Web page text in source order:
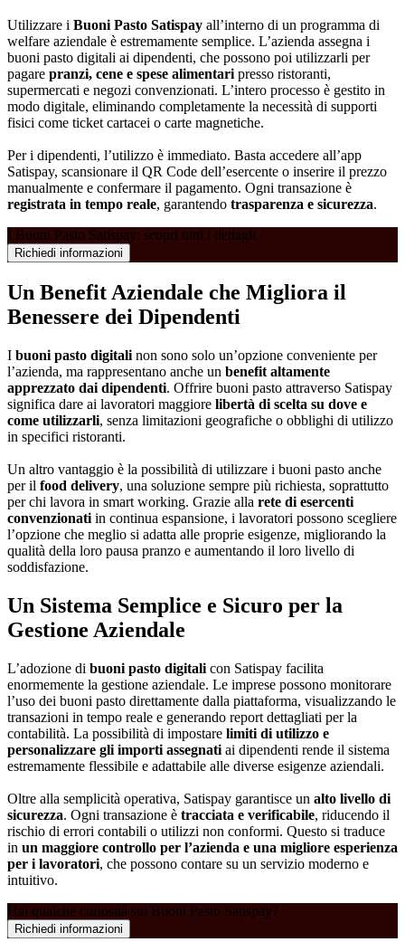
Utilizzare i Buoni Pasto Satispay all’interno di un programma di
welfare aziendale è estremamente semplice. L’azienda assegna i
buoni pasto digitali ai dipendenti, che possono poi utilizzarli per
pagare pranzi, cene e spese alimentaripresso ristoranti,
supermercati e negozi convenzionati. L’intero processo è gestito in
modo digitale, eliminando completamente la necessità di supporti
fisici come ticket cartacei o carte magnetiche.
Per i dipendenti, l’utilizzo è immediato. Basta accedere all’app
Satispay, scansionare il QR Code dell’esercente o inserire il prezzo
manualmente e confermare il pagamento. Ogni transazione è
registrata in tempo reale, garantendo trasparenza e sicurezza.
I Buoni Pasto Satispay: scopri tutti i dettagli
Richiedi informazioni
Un Benefit Aziendale che Migliora il
Benessere dei Dipendenti
I buoni pasto digitali non sono solo un’opzione conveniente per
l’azienda, ma rappresentano anche un benefit altamente
apprezzato dai dipendenti. Offrire buoni pasto attraverso Satispay
significa dare ai lavoratori maggiore libertà di scelta su dove e
come utilizzarli, senza limitazioni geografiche o obblighi di utilizzo
in specifici ristoranti.
Un altro vantaggio è la possibilità di utilizzare i buoni pasto anche
per il food delivery, una soluzione sempre più richiesta, soprattutto
per chi lavora in smart working. Grazie alla rete di esercenti
convenzionati in continua espansione, i lavoratori possono scegliere
l’opzione che meglio si adatta alle proprie esigenze, migliorando la
qualità della loro pausa pranzo e aumentando il loro livello di
soddisfazione.
Un Sistema Semplice e Sicuro per la
Gestione Aziendale
L’adozione di buoni pasto digitali con Satispay facilita
enormemente la gestione aziendale. Le imprese possono monitorare
l’uso dei buoni pasto direttamente dalla piattaforma, visualizzando le
transazioni in tempo reale e generando report dettagliati per la
contabilità. La possibilità di impostare limiti di utilizzo e
personalizzare gli importi assegnati ai dipendenti rende il sistema
estremamente flessibile e adattabile alle diverse esigenze aziendali.
Oltre alla semplicità operativa, Satispay garantisce un alto livello di
sicurezza. Ogni transazione è tracciata e verificabile, riducendo il
rischio di errori contabili o utilizzi non conformi. Questo si traduce
in un maggiore controllo per l’azienda e una migliore esperienza
per i lavoratori, che possono contare su un servizio moderno e
intuitivo.
Hai qualche curiosità sui Buoni Pasto Satispay?
Richiedi informazioni